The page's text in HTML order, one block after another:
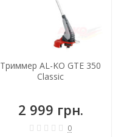
Триммер AL-KO GTE 350
Classic
2 999 грн.
0